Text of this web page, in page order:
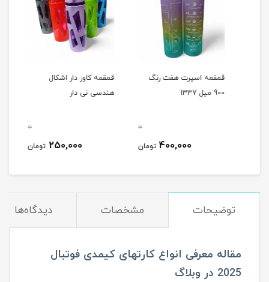
قمقمه اسپرت هفت رنگ
900 میل 1337
400,000 تومان
قمقمه کاور دار اشکال
هندسی نی دار
250,000 تومان
توضیحات مشخصات دیدگاه‌ها
مقاله معرفی انواع کارتهای کیمدی فوتبال
2025 در وبلاگ